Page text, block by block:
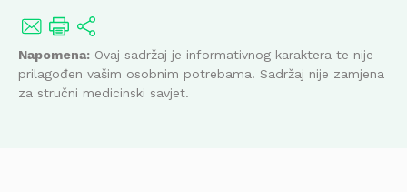
Napomena: Ovaj sadržaj je informativnog karaktera te nije
prilagođen vašim osobnim potrebama. Sadržaj nije zamjena
za stručni medicinski savjet.